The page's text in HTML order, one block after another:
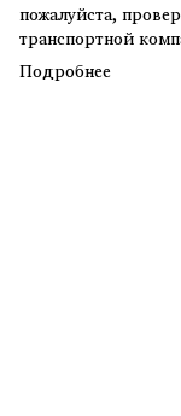
пожалуйста,
транспортной
Подробнее